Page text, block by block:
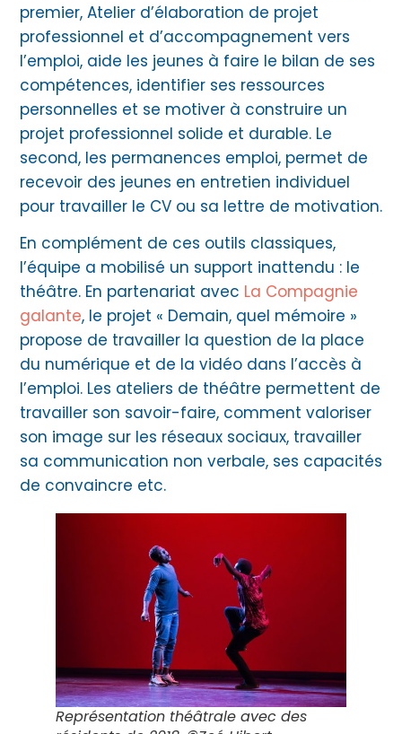
premier, Atelier d’élaboration de projet
professionnel et d’accompagnement vers
l’emploi, aide les jeunes à faire le bilan de ses
compétences, identifier ses ressources
personnelles et se motiver à construire un
projet professionnel solide et durable. Le
second, les permanences emploi, permet de
recevoir des jeunes en entretien individuel
pour travailler le CV ou sa lettre de motivation.
En complément de ces outils classiques,
l’équipe a mobilisé un support inattendu : le
théâtre. En partenariat avec La Compagnie
galante, le projet « Demain, quel mémoire »
propose de travailler la question de la place
du numérique et de la vidéo dans l’accès à
l’emploi. Les ateliers de théâtre permettent de
travailler son savoir-faire, comment valoriser
son image sur les réseaux sociaux, travailler
sa communication non verbale, ses capacités
de convaincre etc.
Représentation théâtrale avec des